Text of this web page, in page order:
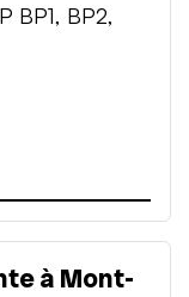
BP1, BP2,
à Mont-